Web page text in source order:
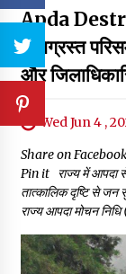
Apda
क्षतिग्रस्त
और
Wed Jun 4 ,
Share on
Pin it राज्य में आपदा से
तात्कालिक दृष्टि से जन
राज्य आपदा मोचन निधि